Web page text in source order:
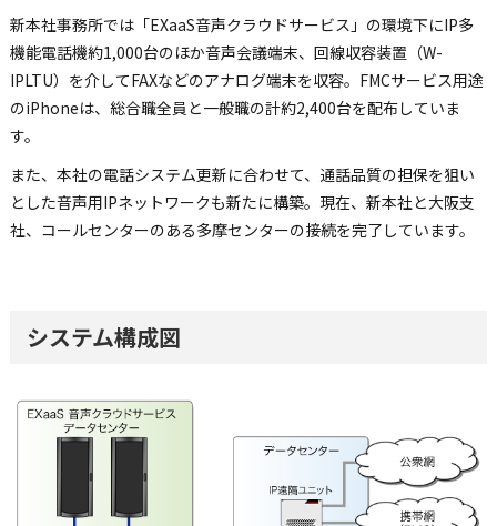
新本社事務所では「EXaaS音声クラウドサービス」の環境下にIP多
機能電話機約1,000台のほか音声会議端末、回線収容装置（W-
IPLTU）を介してFAXなどのアナログ端末を収容。FMCサービス用途
のiPhoneは、総合職全員と一般職の計約2,400台を配布していま
す。
また、本社の電話システム更新に合わせて、通話品質の担保を狙い
とした音声用IPネットワークも新たに構築。現在、新本社と大阪支
社、コールセンターのある多摩センターの接続を完了しています。
システム構成図